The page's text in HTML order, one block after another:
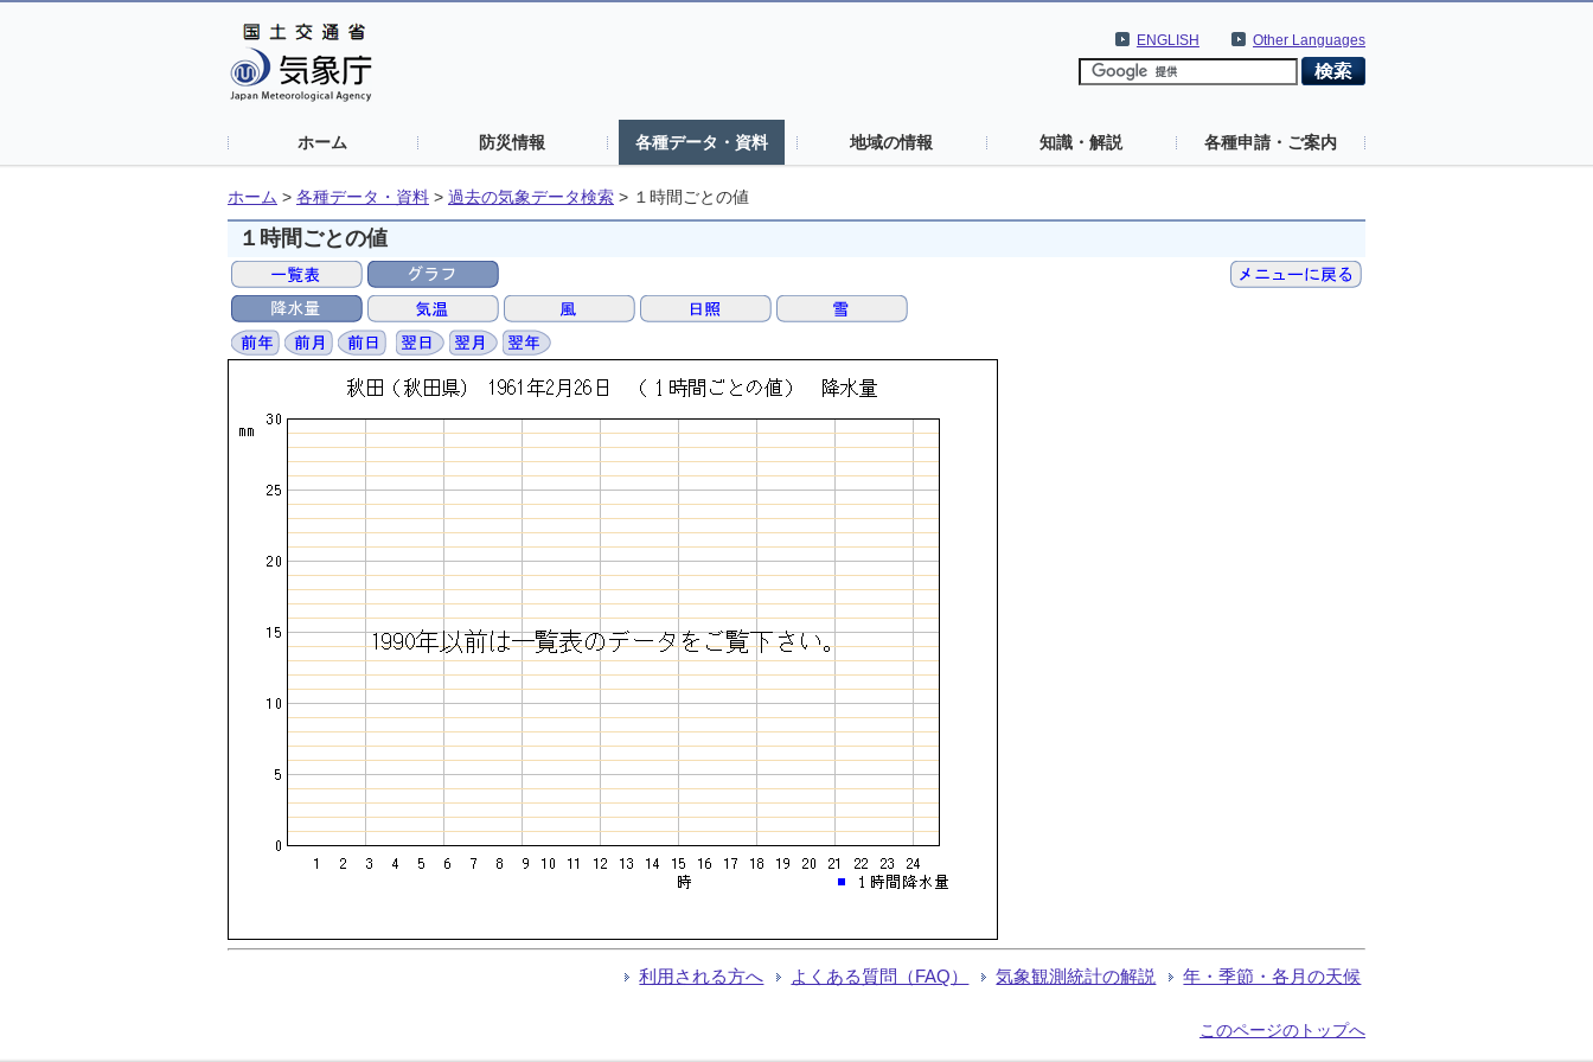
Other Languages
ENGLISH
ホーム 防災情報 各種データ・資料 地域の情報 知識・解説 各種申請・ご案内
ホーム > 各種データ・資料 > 過去の気象データ検索 > １時間ごとの値
１時間ごとの値
利用される方へ よくある質問（FAQ） 気象観測統計の解説 年・季節・各月の天候
このページのトップへ